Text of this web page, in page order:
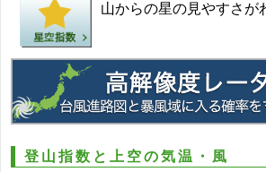
山からの星の見やすさが
登山指数と上空の気温・風